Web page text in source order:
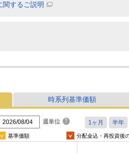
関するご説明
時系列基準価額
週単位
基準価額 分配金込・再投資後